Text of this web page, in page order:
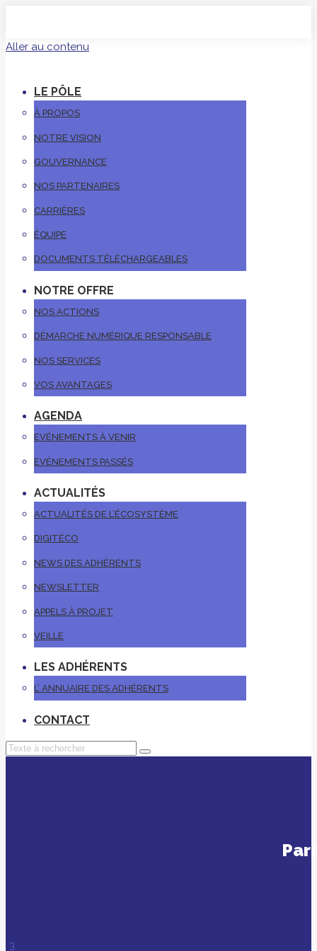
Aller au contenu
LE PÔLE
À PROPOS
NOTRE VISION
GOUVERNANCE
NOS PARTENAIRES
CARRIÈRES
ÉQUIPE
DOCUMENTS TÉLÉCHARGEABLES
NOTRE OFFRE
NOS ACTIONS
DÉMARCHE NUMÉRIQUE RESPONSABLE
NOS SERVICES
VOS AVANTAGES
AGENDA
EVÉNEMENTS À VENIR
EVÉNEMENTS PASSÉS
ACTUALITÉS
ACTUALITÉS DE L’ÉCOSYSTÈME
DIGITÉCO
NEWS DES ADHÉRENTS
NEWSLETTER
APPELS À PROJET
VEILLE
LES ADHÉRENTS
L’ ANNUAIRE DES ADHÉRENTS
CONTACT